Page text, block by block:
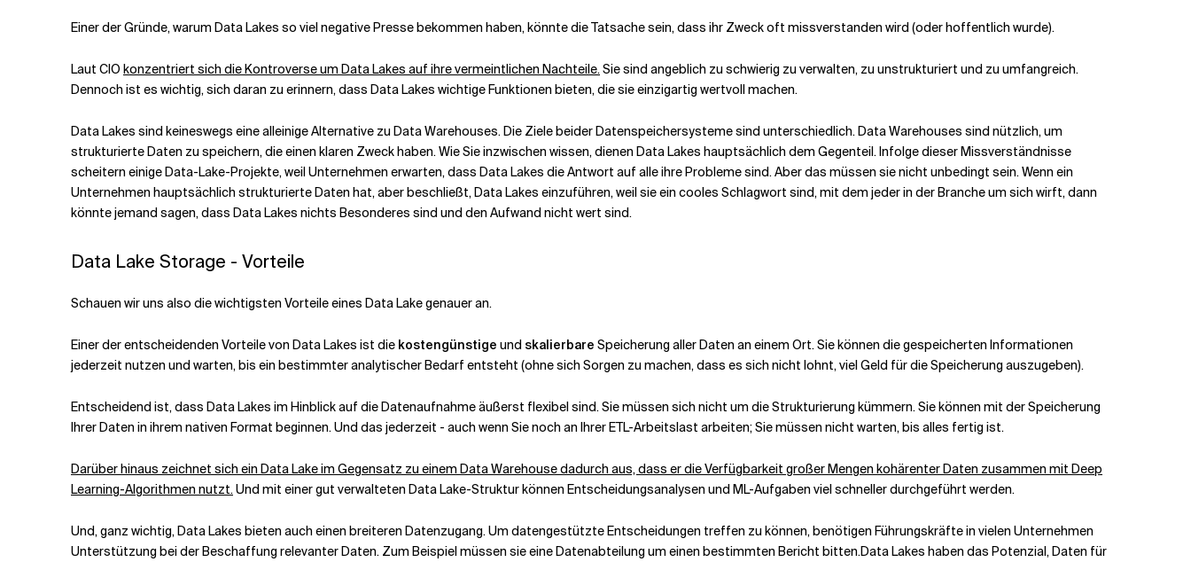
Einer der Gründe, warum Data Lakes so viel negative Presse bekommen haben, könnte die Tatsache sein, dass ihr Zweck oft missverstanden wird (oder hoffentlich wurde).
Laut CIO konzentriert sich die Kontroverse um Data Lakes auf ihre vermeintlichen Nachteile.Sie sind angeblich zu schwierig zu verwalten, zu unstrukturiert und zu umfangreich.
Dennoch ist es wichtig, sich daran zu erinnern, dass Data Lakes wichtige Funktionen bieten, die sie einzigartig wertvoll machen.
Data Lakes sind keineswegs eine alleinige Alternative zu Data Warehouses. Die Ziele beider Datenspeichersysteme sind unterschiedlich. Data Warehouses sind nützlich, um
strukturierte Daten zu speichern, die einen klaren Zweck haben. Wie Sie inzwischen wissen, dienen Data Lakes hauptsächlich dem Gegenteil. Infolge dieser Missverständnisse
scheitern einige Data-Lake-Projekte, weil Unternehmen erwarten, dass Data Lakes die Antwort auf alle ihre Probleme sind. Aber das müssen sie nicht unbedingt sein. Wenn ein
Unternehmen hauptsächlich strukturierte Daten hat, aber beschließt, Data Lakes einzuführen, weil sie ein cooles Schlagwort sind, mit dem jeder in der Branche um sich wirft, dann
könnte jemand sagen, dass Data Lakes nichts Besonderes sind und den Aufwand nicht wert sind.
Data Lake Storage - Vorteile
Schauen wir uns also die wichtigsten Vorteile eines Data Lake genauer an.
Einer der entscheidenden Vorteile von Data Lakes ist die kostengünstige und skalierbare Speicherung aller Daten an einem Ort. Sie können die gespeicherten Informationen
jederzeit nutzen und warten, bis ein bestimmter analytischer Bedarf entsteht (ohne sich Sorgen zu machen, dass es sich nicht lohnt, viel Geld für die Speicherung auszugeben).
Entscheidend ist, dass Data Lakes im Hinblick auf die Datenaufnahme äußerst flexibel sind. Siemüssen sich nicht um die Strukturierung kümmern. Sie können mit derSpeicherung
Ihrer Daten in ihrem nativen Format beginnen. Und das jederzeit - auch wenn Sie noch an Ihrer ETL-Arbeitslast arbeiten; Sie müssen nicht warten, bis alles fertig ist.
Darüber hinaus zeichnet sich ein Data Lake im Gegensatz zu einem Data Warehouse dadurch aus, dass er die Verfügbarkeit großer Mengen kohärenter Daten zusammen mit Deep
Learning-Algorithmen nutzt.Und mit einer gut verwalteten Data Lake-Struktur können Entscheidungsanalysen und ML-Aufgaben viel schneller durchgeführt werden.
Und, ganz wichtig, Data Lakes bieten auch einen breiteren Datenzugang. Um datengestützte Entscheidungen treffen zu können, benötigen Führungskräfte in vielen Unternehmen
Unterstützung bei der Beschaffung relevanter Daten. Zum Beispiel müssen sie eine Datenabteilung um einen bestimmten Bericht bitten.Data Lakes haben das Potenzial, Daten für